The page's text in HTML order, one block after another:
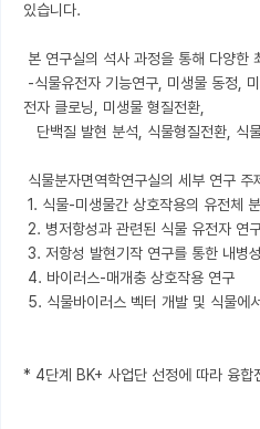
있습니다.
전자 클로닝, 미생물 형질전환,
* 4단계 BK+ 사업단 선정에 따라 융합